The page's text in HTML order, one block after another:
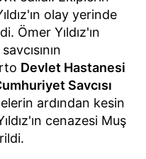
olay yerinde
Ömer Yıldız'ın
Devlet Hastanesi
Savcısı
ardından kesin
cenazesi Muş